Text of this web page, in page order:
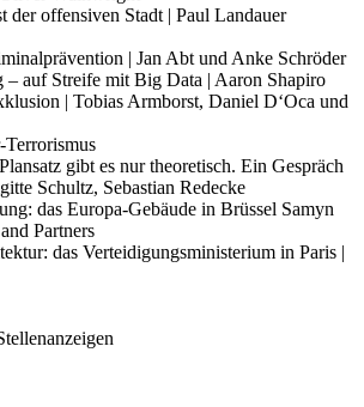
der offensiven Stadt | Paul Landauer
| Jan Abt und Anke Schröder
– auf Streife mit Big Data | Aaron Shapiro
| Tobias Armborst, Daniel D‘Oca und
gibt es nur theoretisch. Ein Gespräch
Schultz, Sebastian Redecke
das Europa-Gebäude in Brüssel Samyn
Partners
das Verteidigungsministerium in Paris |